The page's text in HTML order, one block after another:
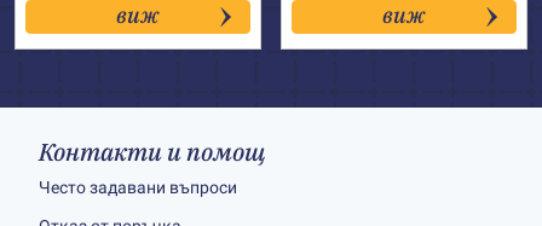
виж виж
Контакти и помощ
Често задавани въпроси